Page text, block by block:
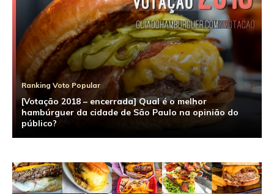
Ranking Voto Popular
[Votação 2018 – encerrada] Qual é o melhor
hambúrguer da cidade de São Paulo na opinião do
público?